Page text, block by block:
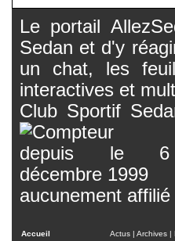
Le portail
Sedan et d'y
un chat, les
interactives et
Club Sportif
aucunement
Accueil Actus | Archives |